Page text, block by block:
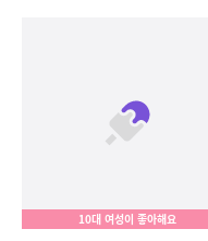
10대 여성이 좋아해요